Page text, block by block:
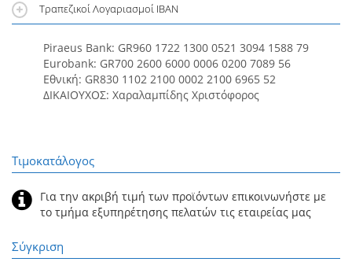
Τραπεζικοί Λογαριασμοί IBAN
Piraeus Bank: GR960 1722 1300 0521 3094 1588 79
Eurobank: GR700 2600 6000 0006 0200 7089 56
Εθνική: GR830 1102 2100 0002 2100 6965 52
ΔΙΚΑΙΟΥΧΟΣ: Χαραλαμπίδης Χριστόφορος
Τιμοκατάλογος
Για την ακριβή τιμή των προϊόντων επικοινωνήστε με
το τμήμα εξυπηρέτησης πελατών τις εταιρείας μας
Σύγκριση